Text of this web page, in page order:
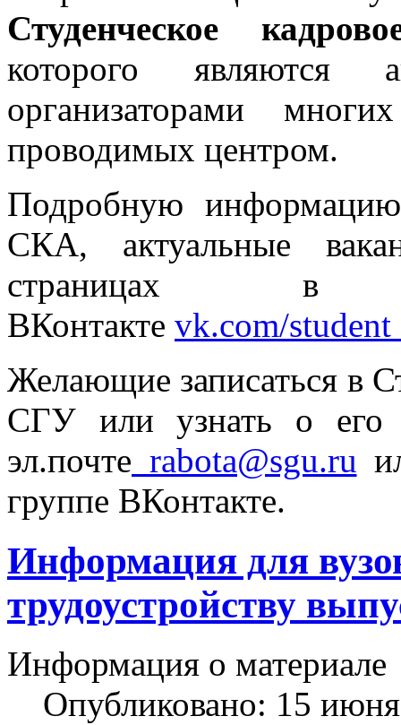
Студенческое
которого являются
организаторами
проводимых центром.
Подробную
СКА, актуальные
страницах в
ВКонтакте vk.com/
Желающие записаться в
СГУ или узнать о его
эл.почте rabota@sgu.ru
группе ВКонтакте.
Информация для
трудоустройству
Информация о материале
Опубликовано: 15